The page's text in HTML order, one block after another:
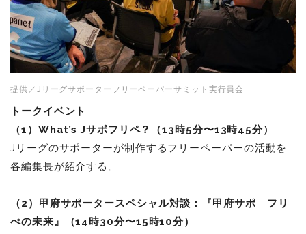
提供／Jリーグサポーターフリーペーパーサミット実行員会
トークイベント
（1 ） What’s Jサポフリペ？ （13時5分〜13時45分）
Jリーグのサポーターが制作するフリーペーパーの活動を
各編集長が紹介する。
（2）甲府サポータースペシャル対談：『甲府サポ フリ
ぺの未来』（14時30分〜15時10分）